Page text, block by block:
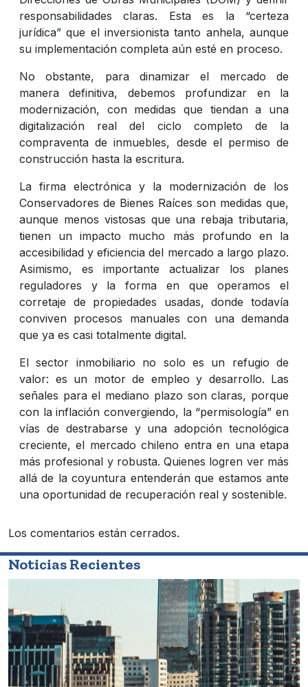
responsabilidades claras. Esta es la “certeza
jurídica” que el inversionista tanto anhela, aunque
su implementación completa aún esté en proceso.
No obstante, para dinamizar el mercado de
manera definitiva, debemos profundizar en la
modernización, con medidas que tiendan a una
digitalización real del ciclo completo de la
compraventa de inmuebles, desde el permiso de
construcción hasta la escritura.
La firma electrónica y la modernización de los
Conservadores de Bienes Raíces son medidas que,
aunque menos vistosas que una rebaja tributaria,
tienen un impacto mucho más profundo en la
accesibilidad y eficiencia del mercado a largo plazo.
Asimismo, es importante actualizar los planes
reguladores y la forma en que operamos el
corretaje de propiedades usadas, donde todavía
conviven procesos manuales con una demanda
que ya es casi totalmente digital.
El sector inmobiliario no solo es un refugio de
valor: es un motor de empleo y desarrollo. Las
señales para el mediano plazo son claras, porque
con la inflación convergiendo, la “permisología” en
vías de destrabarse y una adopción tecnológica
creciente, el mercado chileno entra en una etapa
más profesional y robusta. Quienes logren ver más
allá de la coyuntura entenderán que estamos ante
una oportunidad de recuperación real y sostenible.
Los comentarios están cerrados.
Noticias Recientes